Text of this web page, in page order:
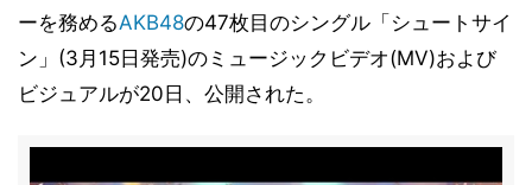
ーを務めるAKB48の47枚目のシングル「シュートサイ
ン」(3月15日発売)のミュージックビデオ(MV)および
ビジュアルが20日、公開された。